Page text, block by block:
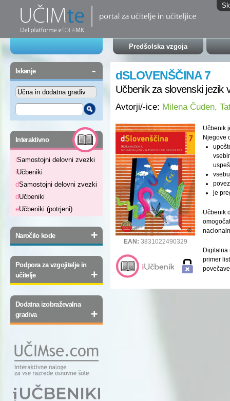
Predšolska vzgoja
Iskanje -
Interaktivno -
iSamostojni delovni zvezki
iUčbeniki
dSamostojni delovni zvezki
dUčbeniki
eUčbeniki (potrjeni)
Naročilo kode +
Podpora za vzgojitelje in
učitelje
+
Dodatna izobraževalna
gradiva
+
dSLOVENŠČINA 7
Učbenik za slovenski jezik
Avtorji/-ice: Milena Čuden,
EAN: 3831022490329
Učbenik
Njegove
je
Učbenik
Digitalna
primer